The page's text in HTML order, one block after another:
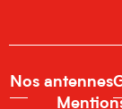
Nos antennes